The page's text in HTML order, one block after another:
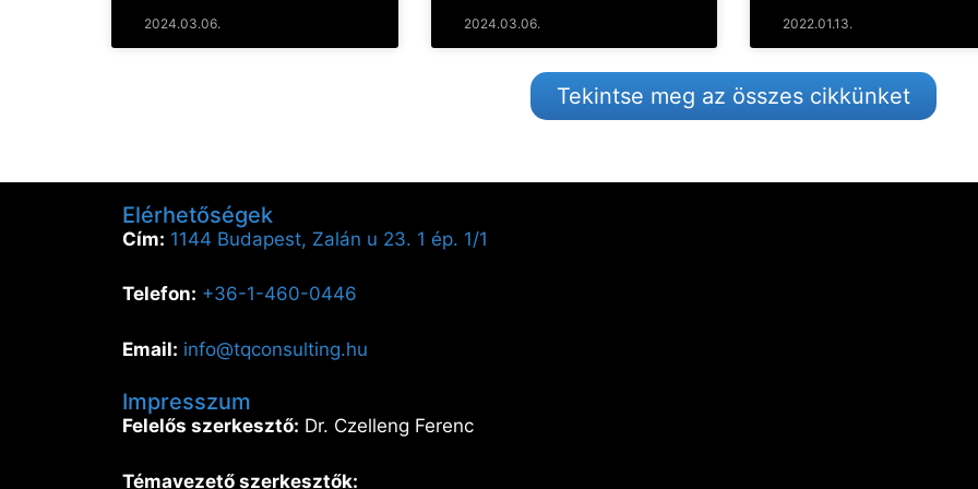
2024.03.06. 2024.03.06. 2022.01.13.
Tekintse meg az összes cikkünket
Elérhetőségek
Cím: 1144 Budapest, Zalán u 23. 1 ép. 1/1
Telefon: +36-1-460-0446
Email: info@tqconsulting.hu
Impresszum
Felelős szerkesztő: Dr. Czelleng Ferenc
Témavezető szerkesztők: